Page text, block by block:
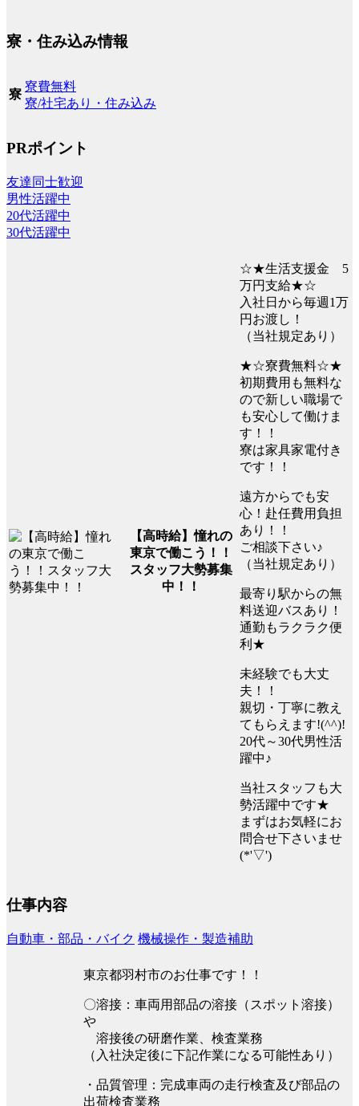
寮・住み込み情報
寮
寮費無料
寮/社宅あり・住み込み
PRポイント
友達同士歓迎
男性活躍中
20代活躍中
30代活躍中
【高時給】憧れの
東京で働こう！！
スタッフ大勢募集
中！！
☆★生活支援金 5
万円支給★☆
入社日から毎週1万
円お渡し！
（当社規定あり）
★☆寮費無料☆★
初期費用も無料な
ので新しい職場で
も安心して働けま
す！！
寮は家具家電付き
です！！
遠方からでも安
心！赴任費用負担
あり！！
ご相談下さい♪
（当社規定あり）
最寄り駅からの無
料送迎バスあり！
通勤もラクラク便
利★
未経験でも大丈
夫！！
親切・丁寧に教え
てもらえます!(^^)!
20代～30代男性活
躍中♪
当社スタッフも大
勢活躍中です★
まずはお気軽にお
問合せ下さいませ
(*'▽')
仕事内容
自動車・部品・バイク 機械操作・製造補助
東京都羽村市のお仕事です！！
〇溶接：車両用部品の溶接（スポット溶接）
や
溶接後の研磨作業、検査業務
（入社決定後に下記作業になる可能性あり）
・品質管理：完成車両の走行検査及び部品の
出荷検査業務